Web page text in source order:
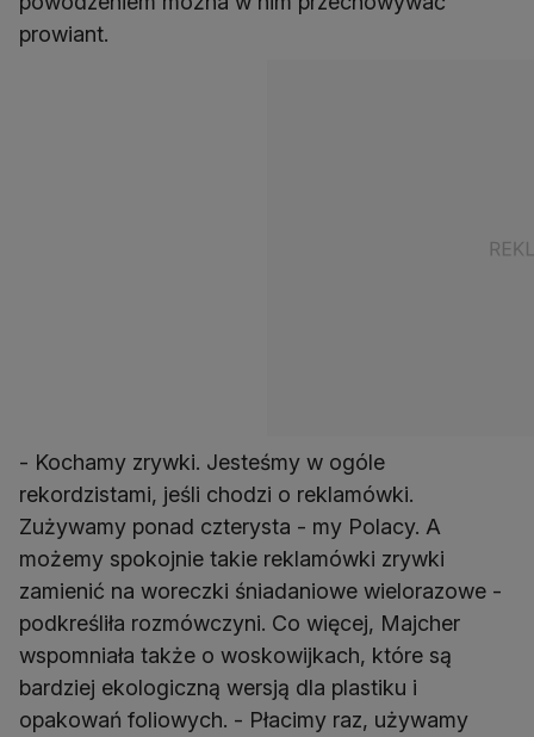
prowiant.
- Kochamy zrywki. Jesteśmy w ogóle
rekordzistami, jeśli chodzi o reklamówki.
Zużywamy ponad czterysta - my Polacy. A
możemy spokojnie takie reklamówki zrywki
zamienić na woreczki śniadaniowe wielorazowe -
podkreśliła rozmówczyni. Co więcej, Majcher
wspomniała także o woskowijkach, które są
bardziej ekologiczną wersją dla plastiku i
opakowań foliowych. - Płacimy raz, używamy